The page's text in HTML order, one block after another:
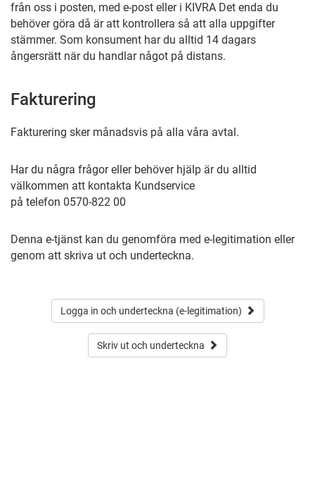
från oss i posten, med e-post eller i KIVRA Det enda du
behöver göra då är att kontrollera så att alla uppgifter
stämmer. Som konsument har du alltid 14 dagars
ångersrätt när du handlar något på distans.
Fakturering
Fakturering sker månadsvis på alla våra avtal.
Har du några frågor eller behöver hjälp är du alltid
välkommen att kontakta Kundservice
på telefon 0570-822 00
Denna e-tjänst kan du genomföra med e-legitimation eller
genom att skriva ut och underteckna.
Logga in och underteckna (e-legitimation)
Skriv ut och underteckna